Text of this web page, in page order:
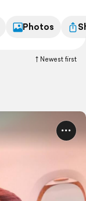
Photos
Newest first